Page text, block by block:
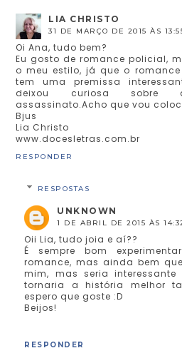
LIA CHRISTO
31 DE MARÇO DE 2015 ÀS
Oi Ana, tudo bem?
Eu gosto de romance policial,
o meu estilo, já que o
tem uma premissa
deixou curiosa sobre
assassinato.Acho que vou
Bjus
Lia Christo
www.docesletras.com.br
RESPONDER
RESPOSTAS
UNKNOWN
1 DE ABRIL DE 2015 ÀS
Oii Lia, tudo joia e aí??
É sempre bom
romance, mas ainda bem
mim, mas seria interessante
tornaria a história melhor
espero que goste :D
Beijos!
RESPONDER